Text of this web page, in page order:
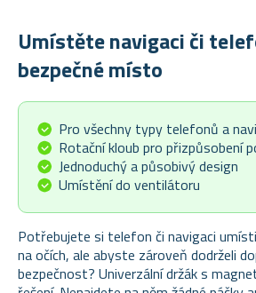
Umístěte navigaci či
bezpečné místo
Pro všechny typy telefonů a
Rotační kloub pro přizpůsobení
Jednoduchý a působivý design
Umístění do ventilátoru
Potřebujete si telefon či navigaci
na očích, ale abyste zároveň dodrželi
bezpečnost? Univerzální držák s